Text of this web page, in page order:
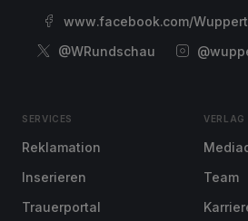
www.facebook.com/
@WRundschau
SERVICES
Reklamation
Inserieren
Trauerportal
VERLAG
Team